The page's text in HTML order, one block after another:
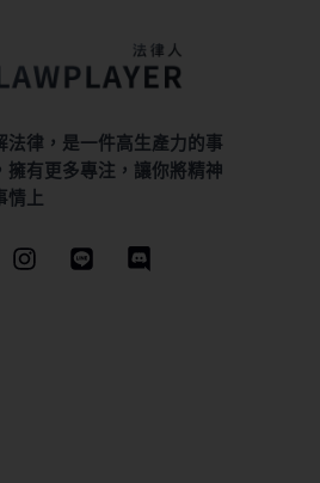
法律，是一件高生產力的事
擁有更多專注，讓你將精神
情上